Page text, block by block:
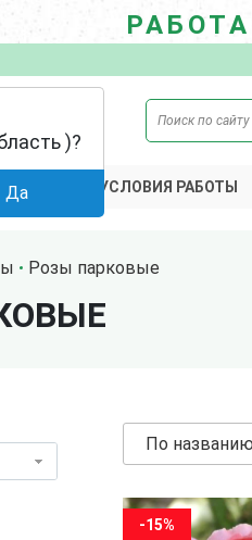
АКЦИИ УСЛОВИЯ РАБОТЫ
Розы парковые
По
-15%
)?
Да